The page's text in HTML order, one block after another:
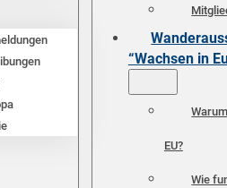
“Wachsen in
EU?
Wie